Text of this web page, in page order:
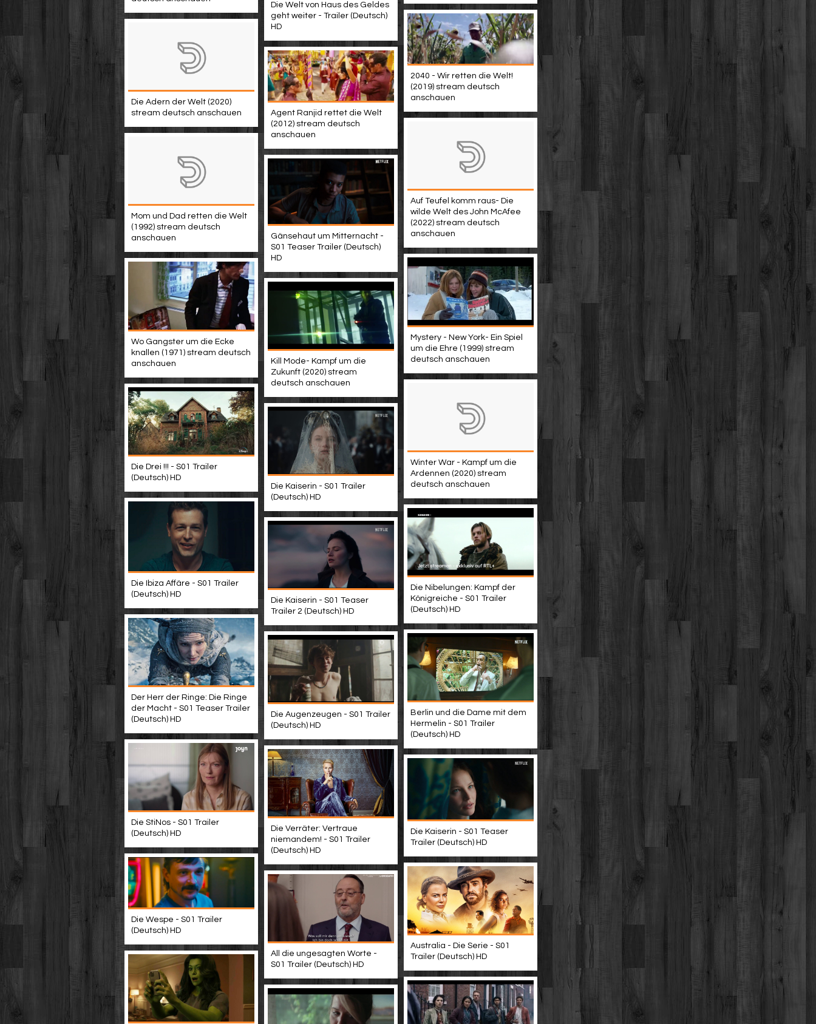
Die Welt von Haus des Geldes
geht weiter - Trailer (Deutsch)
HD
2040 - Wir retten die Welt!
(2019) stream deutsch
anschauen
Die Adern der Welt (2020)
stream deutsch anschauen
Agent Ranjid rettet die Welt
(2012) stream deutsch
anschauen
Auf Teufel komm raus- Die
wilde Welt des John McAfee
(2022) stream deutsch
anschauen
Mom und Dad retten die Welt
(1992) stream deutsch
anschauen
Gänsehaut um Mitternacht -
S01 Teaser Trailer (Deutsch)
HD
Mystery - New York- Ein Spiel
um die Ehre (1999) stream
deutsch anschauen
Wo Gangster um die Ecke
knallen (1971) stream deutsch
anschauen
Kill Mode- Kampf um die
Zukunft (2020) stream
deutsch anschauen
Winter War - Kampf um die
Ardennen (2020) stream
deutsch anschauen
Die Drei !!! - S01 Trailer
(Deutsch) HD
Die Kaiserin - S01 Trailer
(Deutsch) HD
Die Ibiza Affäre - S01 Trailer
(Deutsch) HD
Die Nibelungen: Kampf der
Königreiche - S01 Trailer
(Deutsch) HD
Die Kaiserin - S01 Teaser
Trailer 2 (Deutsch) HD
Der Herr der Ringe: Die Ringe
der Macht - S01 Teaser Trailer
(Deutsch) HD
Berlin und die Dame mit dem
Hermelin - S01 Trailer
(Deutsch) HD
Die Augenzeugen - S01 Trailer
(Deutsch) HD
Die StiNos - S01 Trailer
(Deutsch) HD
Die Verräter: Vertraue
niemandem! - S01 Trailer
(Deutsch) HD
Die Kaiserin - S01 Teaser
Trailer (Deutsch) HD
Die Wespe - S01 Trailer
(Deutsch) HD
Australia - Die Serie - S01
Trailer (Deutsch) HD
All die ungesagten Worte -
S01 Trailer (Deutsch) HD